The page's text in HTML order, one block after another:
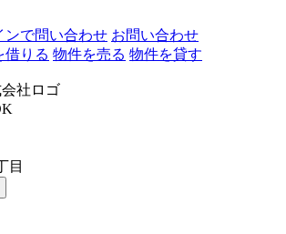
ンで問い合わせ お問い合わせ
借りる 物件を売る 物件を貸す
社ロゴ
目